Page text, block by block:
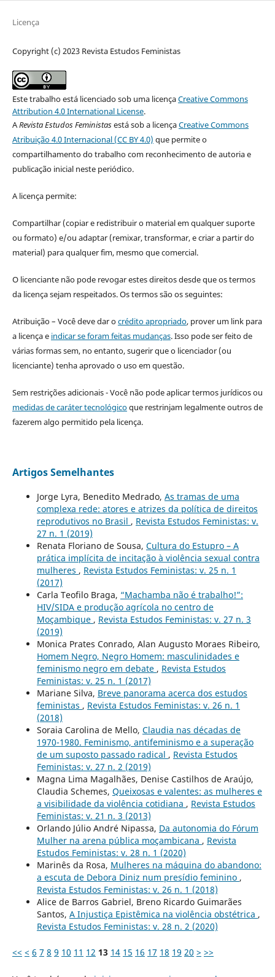
Licença
Copyright (c) 2023 Revista Estudos Feministas
Este trabalho está licenciado sob uma licençaCreative Commons
Attribution 4.0 International License.
ARevista Estudos Feministasestá sob a licençaCreative Commons
Atribuição 4.0 Internacional (CC BY 4.0) que permite o
compartilhamento do trabalho com reconhecimento de autoria e
publicação inicial neste periódico.
A licença permite:
Compartilhar (copiar e redistribuir o material em qualquer suporte
ou formato) e/ou adaptar (remixar, transformar, e criar a partir do
material) para qualquer fim, mesmo que comercial.
O licenciante não pode revogar estes direitos desde que os termos
da licença sejam respeitados. Os termos são os seguintes:
Atribuição – Você deve dar ocrédito apropriado, prover um link para
a licença e indicar se foram feitas mudanças. Isso pode ser feito de
várias formas sem, no entanto, sugerir que o licenciador (ou
licenciante) tenha aprovado o uso em questão.
Sem restrições adicionais - Você não pode aplicar termos jurídicos ou
medidas de caráter tecnológicoque restrinjam legalmente outros de
fazerem algo permitido pela licença.
Artigos Semelhantes
Jorge Lyra, Benedito Medrado, As tramas de uma
complexa rede: atores e atrizes da política de direitos
reprodutivos no Brasil , Revista Estudos Feministas: v.
27 n. 1 (2019)
Renata Floriano de Sousa, Cultura do Estupro – A
prática implícita de incitação à violência sexual contra
mulheres , Revista Estudos Feministas: v. 25 n. 1
(2017)
Carla Teofilo Braga, “Machamba não é trabalho!”:
HIV/SIDA e produção agrícola no centro de
Moçambique , Revista Estudos Feministas: v. 27 n. 3
(2019)
Monica Prates Conrado, Alan Augusto Moraes Ribeiro,
Homem Negro, Negro Homem: masculinidades e
feminismo negro em debate , Revista Estudos
Feministas: v. 25 n. 1 (2017)
Mariane Silva, Breve panorama acerca dos estudos
feministas , Revista Estudos Feministas: v. 26 n. 1
(2018)
Soraia Carolina de Mello, Claudia nas décadas de
1970-1980. Feminismo, antifeminismo e a superação
de um suposto passado radical , Revista Estudos
Feministas: v. 27 n. 2 (2019)
Magna Lima Magalhães, Denise Castilhos de Araújo,
Claudia Schemes, Queixosas e valentes: as mulheres e
a visibilidade da violência cotidiana , Revista Estudos
Feministas: v. 21 n. 3 (2013)
Orlando Júlio André Nipassa, Da autonomia do Fórum
Mulher na arena pública moçambicana , Revista
Estudos Feministas: v. 28 n. 1 (2020)
Marinês da Rosa, Mulheres na máquina do abandono:
a escuta de Debora Diniz num presídio feminino ,
Revista Estudos Feministas: v. 26 n. 1 (2018)
Alice de Barros Gabriel, Breno Ricardo Guimarães
Santos, A Injustiça Epistêmica na violência obstétrica ,
Revista Estudos Feministas: v. 28 n. 2 (2020)
<< < 6 7 8 9 10 11 12 13 14 15 16 17 18 19 20 > >>